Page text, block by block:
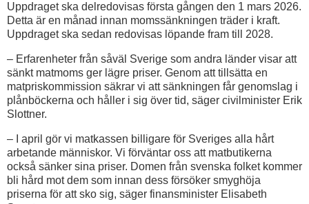
Uppdraget ska delredovisas första gången den 1 mars 2026.
Detta är en månad innan momssänkningen träder i kraft.
Uppdraget ska sedan redovisas löpande fram till 2028.
– Erfarenheter från såväl Sverige som andra länder visar att
sänkt matmoms ger lägre priser. Genom att tillsätta en
matpriskommission säkrar vi att sänkningen får genomslag i
plånböckerna och håller i sig över tid, säger civilminister Erik
Slottner.
– I april gör vi matkassen billigare för Sveriges alla hårt
arbetande människor. Vi förväntar oss att matbutikerna
också sänker sina priser. Domen från svenska folket kommer
bli hård mot dem som innan dess försöker smyghöja
priserna för att sko sig, säger finansminister Elisabeth